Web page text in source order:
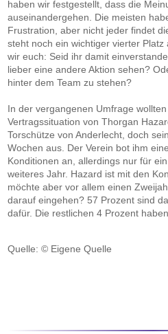
haben wir festgestellt, dass die
auseinandergehen. Die meisten
Frustration, aber nicht jeder findet
steht noch ein wichtiger vierter
wir euch: Seid ihr damit
lieber eine andere Aktion sehen?
hinter dem Team zu stehen?
In der vergangenen Umfrage
Vertragssituation von Thorgan
Torschütze von Anderlecht, doch
Wochen aus. Der Verein bot ihm
Konditionen an, allerdings nur für
weiteres Jahr. Hazard ist mit den
möchte aber vor allem einen
darauf eingehen? 57 Prozent sind
dafür. Die restlichen 4 Prozent
Quelle: © Eigene Quelle